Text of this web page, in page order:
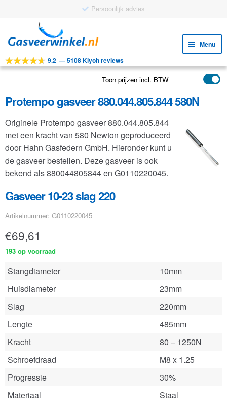
Persoonlijk advies
door
navigatie
naar
inhoud
Menu
Tools
Toepassingen
Klantenservice
FAQ
9.2 —5108 Kiyoh reviews
Toon prijzen incl. BTW
Protempo gasveer 880.044.805.844 580N
Originele Protempo gasveer 880.044.805.844
met een kracht van 580 Newton geproduceerd
door Hahn Gasfedern GmbH. Hieronder kunt u
de gasveer bestellen. Deze gasveer is ook
bekend als 880044805844 en G0110220045.
Gasveer 10-23 slag 220
Artikelnummer: G0110220045
€69,61
193 op voorraad
Stangdiameter
10mm
Huisdiameter
23mm
Slag
220mm
Lengte
485mm
Kracht
80 – 1250N
Schroefdraad
M8 x 1.25
Progressie
30%
Materiaal
Staal